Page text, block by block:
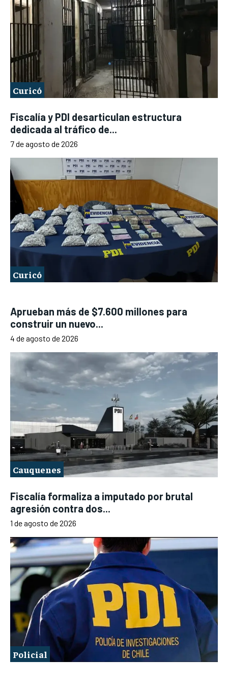
Curicó
Fiscalía y PDI desarticulan estructura
dedicada al tráfico de...
7 de agosto de 2026
Curicó
Aprueban más de $7.600 millones para
construir un nuevo...
4 de agosto de 2026
Cauquenes
Fiscalía formaliza a imputado por brutal
agresión contra dos...
1 de agosto de 2026
Policial